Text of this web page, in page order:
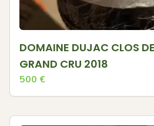
DOMAINE DUJAC CLOS
GRAND CRU 2018
500 €